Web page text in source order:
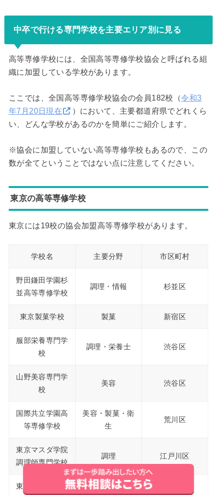
中卒で行ける専門学校を主要エリア別に見る
高等専修学校には、全国高等専修学校協会と呼ばれる組
織に加盟している学校があります。
ここでは、全国高等専修学校協会の会員182校（令和3
年7月20日現在
）において、主要都道府県でどれくら
い、どんな学校があるのかを簡単にご紹介します。
※協会に加盟していない高等専修学校もあるので、この
数が全てということではない点に注意してください。
東京の高等専修学校
東京には19校の協会加盟高等専修学校があります。
学校名 主要分野 市区町村
野田鎌田学園杉
並高等専修学校
調理・情報 杉並区
東京製菓学校 製菓 新宿区
服部栄養専門学
校
調理・栄養士 渋谷区
山野美容専門学
校
美容 渋谷区
国際共立学園高
等専修学校
美容・製菓・衛
生
荒川区
東京マスダ学院
調理師専門学校
調理 江戸川区
東京文化美容専
美容
江戸川区